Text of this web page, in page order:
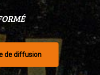
de diffusion